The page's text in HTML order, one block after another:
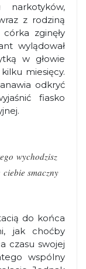
narkotyków,
z rodziną
zginęły
wylądował
w głowie
miesięcy.
odkryć
fiasko
wychodzisz
smaczny
do końca
jak choćby
czasu swojej
wspólny